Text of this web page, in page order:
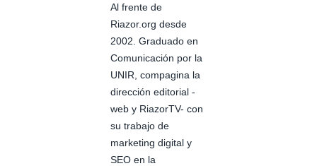
Al frente de
Riazor.org desde
2002. Graduado en
Comunicación por la
UNIR, compagina la
dirección editorial -
web y RiazorTV- con
su trabajo de
marketing digital y
SEO en la